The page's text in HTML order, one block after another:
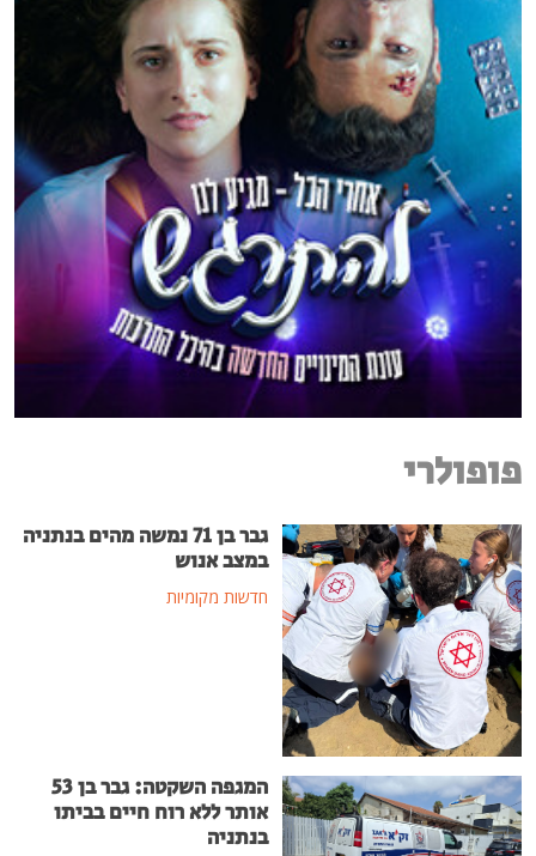
פופולרי
גבר בן 71 נמשה מהים בנתניה
במצב אנוש
חדשות מקומיות
המגפה השקטה: גבר בן 53
אותר ללא רוח חיים בביתו
בנתניה